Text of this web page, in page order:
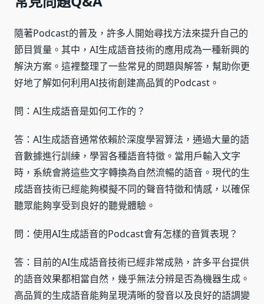
隨著Podcast的普及，許多人開始尋找方法來提升自己的
節目質量。其中，AI生成語音技術的應用成為一種新興的
解決方案。這裡整理了一些常見的問題與解答，幫助你更
好地了解如何利用AI技術創建高品質的Podcast。
問：AI生成語音是如何工作的？
答：AI生成語音通常依賴於深度學習算法，通過大量的語
音數據進行訓練，學習各種語音特徵。當用戶輸入文字
時，系統會將這些文字轉換為自然流暢的語音。現代的生
成語音技術已經能夠模擬不同的聲音特徵和情感，以確保
聽眾能夠享受到良好的聽覺體驗。
問：使用AI生成語音的Podcast會有怎樣的音質表現？
答：目前的AI生成語音技術已經非常成熟，許多平台提供
的語音效果都相當自然，幾乎無法分辨是否為機器生成。
高品質的生成語音能夠呈現清晰的發音以及良好的語調變